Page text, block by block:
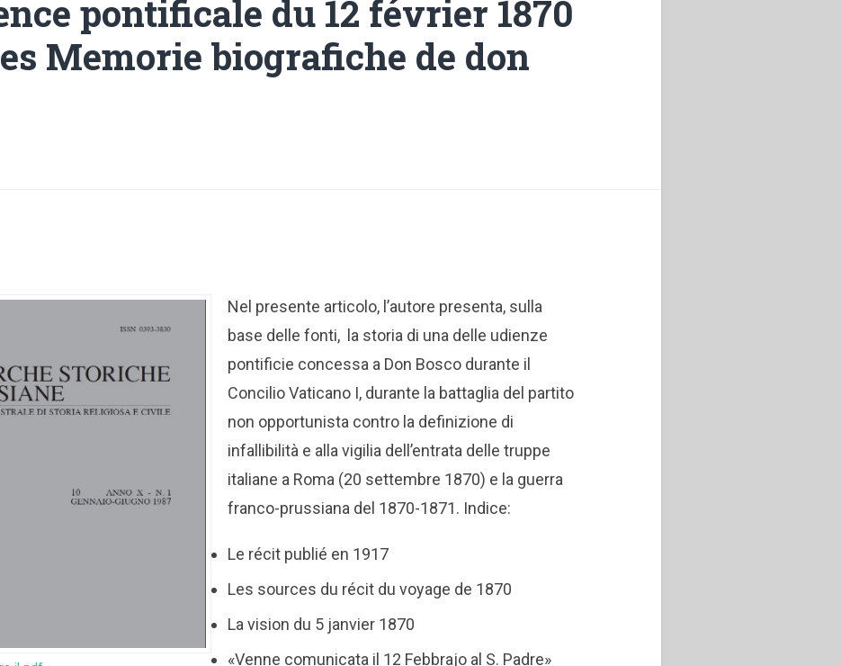
pontificale du 12 février 1870
Memorie biografiche de don
Nel presente articolo, l’autore presenta, sulla
base delle fonti, la storia di una delle udienze
pontificie concessa a Don Bosco durante il
Concilio Vaticano I, durante la battaglia del partito
non opportunista contro la definizione di
infallibilità e alla vigilia dell’entrata delle truppe
italiane a Roma (20 settembre 1870) e la guerra
franco-prussiana del 1870-1871. Indice:
Le récit publié en 1917
Les sources du récit du voyage de 1870
La vision du 5 janvier 1870
«Venne comunicata il 12 Febbrajo al S. Padre»